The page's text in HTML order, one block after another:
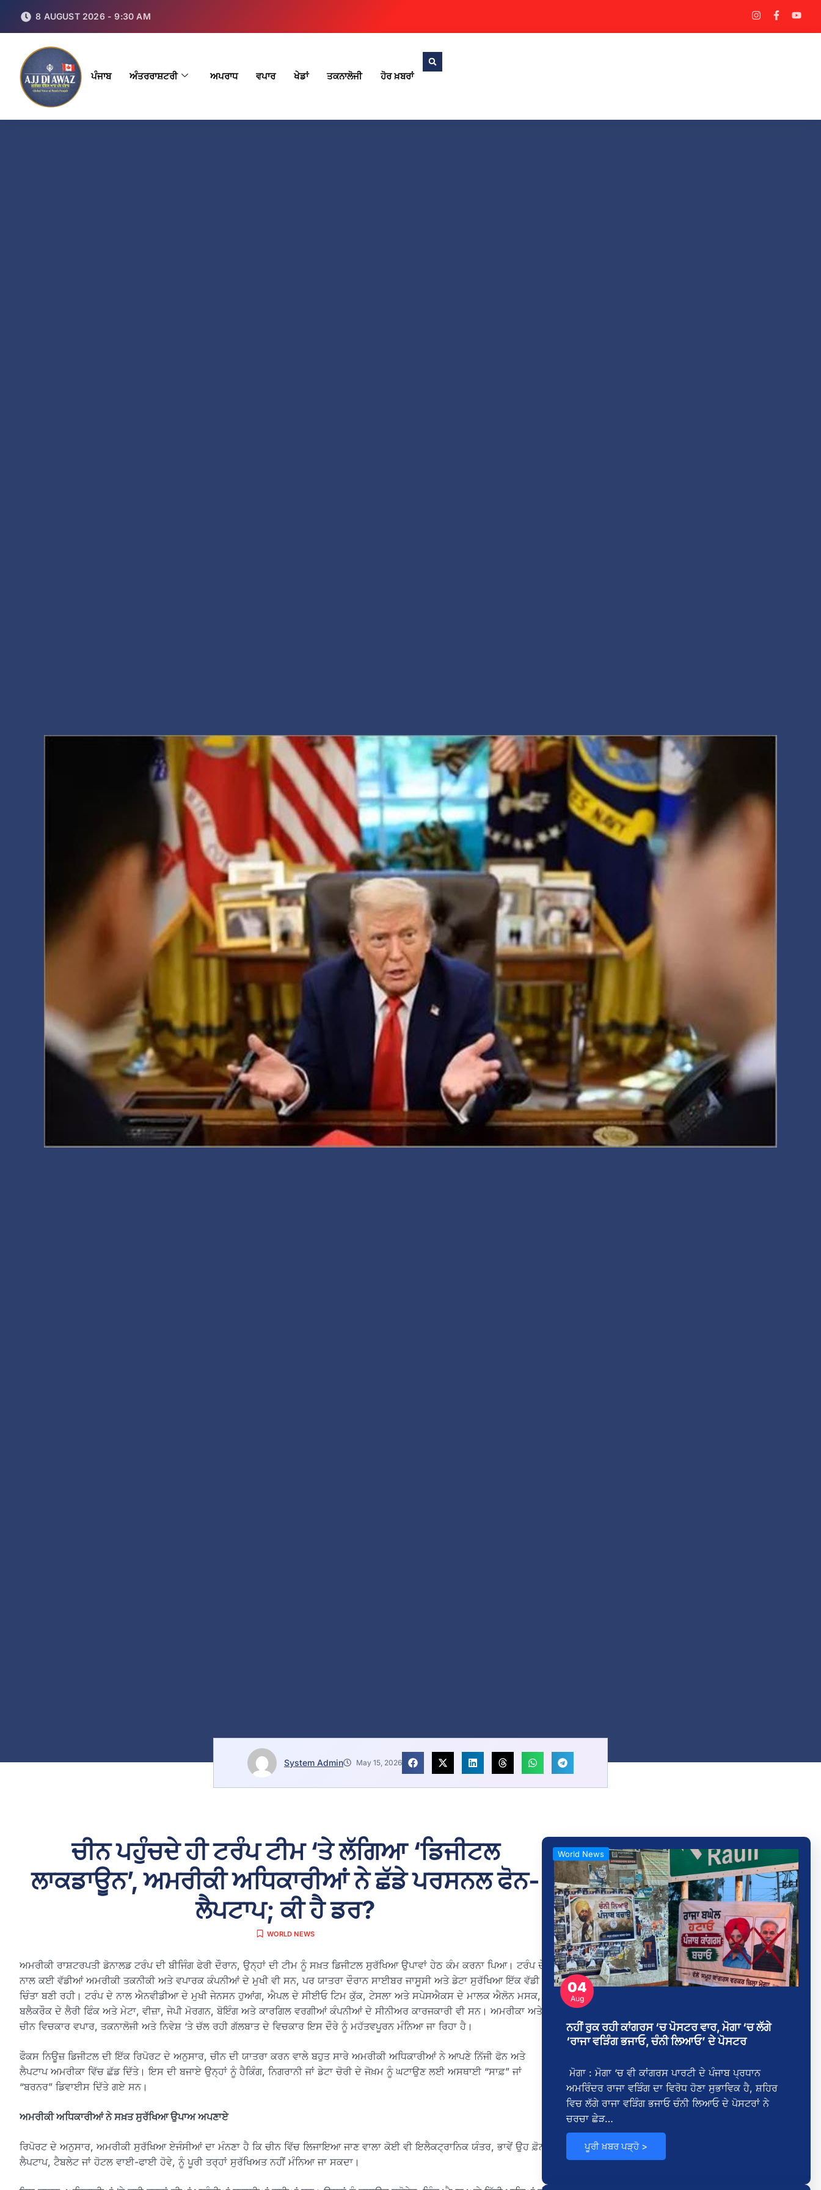
8 AUGUST 2026 - 9:30 AM
ਪੰਜਾਬ ਅੰਤਰਰਾਸ਼ਟਰੀ ਅਪਰਾਧ ਵਪਾਰ ਖੇਡਾਂ ਤਕਨਾਲੋਜੀ ਹੋਰ ਖ਼ਬਰਾਂ
System Admin May 15, 2026
ਚੀਨ ਪਹੁੰਚਦੇ ਹੀ ਟਰੰਪ ਟੀਮ ‘ਤੇ ਲੱਗਿਆ ‘ਡਿਜੀਟਲ
ਲਾਕਡਾਊਨ’, ਅਮਰੀਕੀ ਅਧਿਕਾਰੀਆਂ ਨੇ ਛੱਡੇ ਪਰਸਨਲ ਫੋਨ-
ਲੈਪਟਾਪ; ਕੀ ਹੈ ਡਰ?
WORLD NEWS
ਅਮਰੀਕੀ ਰਾਸ਼ਟਰਪਤੀ ਡੋਨਾਲਡ ਟਰੰਪ ਦੀ ਬੀਜਿੰਗ ਫੇਰੀ ਦੌਰਾਨ, ਉਨ੍ਹਾਂ ਦੀ ਟੀਮ ਨੂੰ ਸਖ਼ਤ ਡਿਜੀਟਲ ਸੁਰੱਖਿਆ ਉਪਾਵਾਂ ਹੇਠ ਕੰਮ ਕਰਨਾ ਪਿਆ। ਟਰੰਪ ਦੇ
ਨਾਲ ਕਈ ਵੱਡੀਆਂ ਅਮਰੀਕੀ ਤਕਨੀਕੀ ਅਤੇ ਵਪਾਰਕ ਕੰਪਨੀਆਂ ਦੇ ਮੁਖੀ ਵੀ ਸਨ, ਪਰ ਯਾਤਰਾ ਦੌਰਾਨ ਸਾਈਬਰ ਜਾਸੂਸੀ ਅਤੇ ਡੇਟਾ ਸੁਰੱਖਿਆ ਇੱਕ ਵੱਡੀ
ਚਿੰਤਾ ਬਣੀ ਰਹੀ। ਟਰੰਪ ਦੇ ਨਾਲ ਐਨਵੀਡੀਆ ਦੇ ਮੁਖੀ ਜੇਨਸਨ ਹੁਆਂਗ, ਐਪਲ ਦੇ ਸੀਈਓ ਟਿਮ ਕੁੱਕ, ਟੇਸਲਾ ਅਤੇ ਸਪੇਸਐਕਸ ਦੇ ਮਾਲਕ ਐਲੋਨ ਮਸਕ,
ਬਲੈਕਰੌਕ ਦੇ ਲੈਰੀ ਫਿੰਕ ਅਤੇ ਮੇਟਾ, ਵੀਜ਼ਾ, ਜੇਪੀ ਮੋਰਗਨ, ਬੋਇੰਗ ਅਤੇ ਕਾਰਗਿਲ ਵਰਗੀਆਂ ਕੰਪਨੀਆਂ ਦੇ ਸੀਨੀਅਰ ਕਾਰਜਕਾਰੀ ਵੀ ਸਨ। ਅਮਰੀਕਾ ਅਤੇ
ਚੀਨ ਵਿਚਕਾਰ ਵਪਾਰ, ਤਕਨਾਲੋਜੀ ਅਤੇ ਨਿਵੇਸ਼ ‘ਤੇ ਚੱਲ ਰਹੀ ਗੱਲਬਾਤ ਦੇ ਵਿਚਕਾਰ ਇਸ ਦੌਰੇ ਨੂੰ ਮਹੱਤਵਪੂਰਨ ਮੰਨਿਆ ਜਾ ਰਿਹਾ ਹੈ।
ਫੌਕਸ ਨਿਊਜ਼ ਡਿਜੀਟਲ ਦੀ ਇੱਕ ਰਿਪੋਰਟ ਦੇ ਅਨੁਸਾਰ, ਚੀਨ ਦੀ ਯਾਤਰਾ ਕਰਨ ਵਾਲੇ ਬਹੁਤ ਸਾਰੇ ਅਮਰੀਕੀ ਅਧਿਕਾਰੀਆਂ ਨੇ ਆਪਣੇ ਨਿੱਜੀ ਫੋਨ ਅਤੇ
ਲੈਪਟਾਪ ਅਮਰੀਕਾ ਵਿੱਚ ਛੱਡ ਦਿੱਤੇ। ਇਸ ਦੀ ਬਜਾਏ ਉਨ੍ਹਾਂ ਨੂੰ ਹੈਕਿੰਗ, ਨਿਗਰਾਨੀ ਜਾਂ ਡੇਟਾ ਚੋਰੀ ਦੇ ਜੋਖ਼ਮ ਨੂੰ ਘਟਾਉਣ ਲਈ ਅਸਥਾਈ “ਸਾਫ਼” ਜਾਂ
“ਬਰਨਰ” ਡਿਵਾਈਸ ਦਿੱਤੇ ਗਏ ਸਨ।
ਅਮਰੀਕੀ ਅਧਿਕਾਰੀਆਂ ਨੇ ਸਖ਼ਤ ਸੁਰੱਖਿਆ ਉਪਾਅ ਅਪਣਾਏ
ਰਿਪੋਰਟ ਦੇ ਅਨੁਸਾਰ, ਅਮਰੀਕੀ ਸੁਰੱਖਿਆ ਏਜੰਸੀਆਂ ਦਾ ਮੰਨਣਾ ਹੈ ਕਿ ਚੀਨ ਵਿੱਚ ਲਿਜਾਇਆ ਜਾਣ ਵਾਲਾ ਕੋਈ ਵੀ ਇਲੈਕਟ੍ਰਾਨਿਕ ਯੰਤਰ, ਭਾਵੇਂ ਉਹ ਫ਼ੋਨ,
ਲੈਪਟਾਪ, ਟੈਬਲੇਟ ਜਾਂ ਹੋਟਲ ਵਾਈ-ਫਾਈ ਹੋਵੇ, ਨੂੰ ਪੂਰੀ ਤਰ੍ਹਾਂ ਸੁਰੱਖਿਅਤ ਨਹੀਂ ਮੰਨਿਆ ਜਾ ਸਕਦਾ।
04
Aug
World News
ਨਹੀਂ ਰੁਕ ਰਹੀ ਕਾਂਗਰਸ ‘ਚ ਪੋਸਟਰ ਵਾਰ, ਮੋਗਾ ‘ਚ ਲੱਗੇ
‘ਰਾਜਾ ਵੜਿੰਗ ਭਜਾਓ, ਚੰਨੀ ਲਿਆਓ’ ਦੇ ਪੋਸਟਰ
ਮੋਗਾ : ਮੋਗਾ ‘ਚ ਵੀ ਕਾਂਗਰਸ ਪਾਰਟੀ ਦੇ ਪੰਜਾਬ ਪ੍ਰਧਾਨ
ਅਮਰਿੰਦਰ ਰਾਜਾ ਵੜਿੰਗ ਦਾ ਵਿਰੋਧ ਹੋਣਾ ਸੁਭਾਵਿਕ ਹੈ, ਸ਼ਹਿਰ
ਵਿਚ ਲੱਗੇ ਰਾਜਾ ਵੜਿੰਗ ਭਜਾਓ ਚੰਨੀ ਲਿਆਓ ਦੇ ਪੋਸਟਰਾਂ ਨੇ
ਚਰਚਾ ਛੇੜ…
ਪੂਰੀ ਖ਼ਬਰ ਪੜ੍ਹੋ >